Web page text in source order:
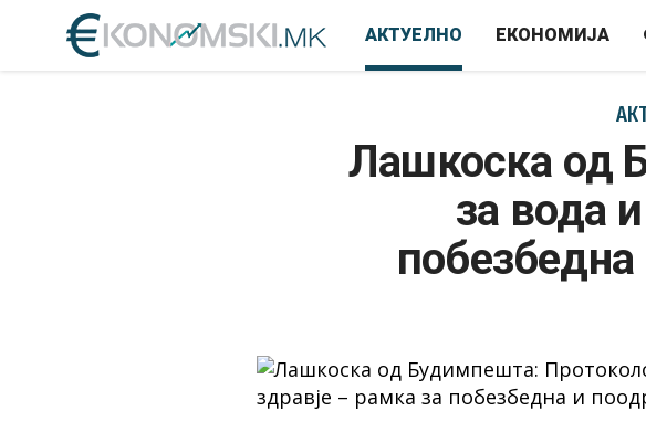
АКТУЕЛНО ЕКОНОМИЈА
Лашкоска од
за вода